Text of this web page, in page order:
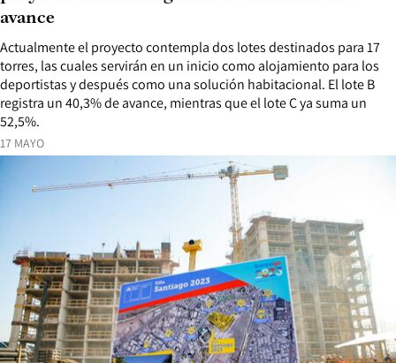
17 MAYO
Actualmente el proyecto contempla dos lotes destinados para 17
torres, las cuales servirán en un inicio como alojamiento para los
deportistas y después como una solución habitacional. El lote B
registra un 40,3% de avance, mientras que el lote C ya suma un
52,5%.
avance